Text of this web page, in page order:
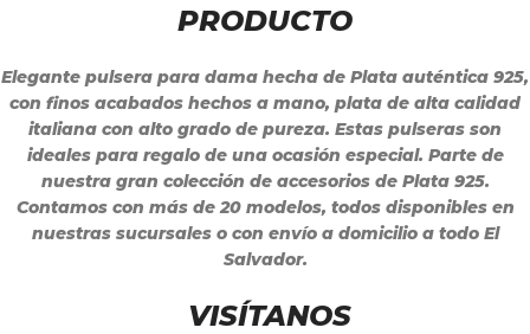
PRODUCTO
Elegante pulsera para dama hecha de Plata auténtica 925,
con finos acabados hechos a mano, plata de alta calidad
italiana con alto grado de pureza. Estas pulseras son
ideales para regalo de una ocasión especial. Parte de
nuestra gran colección de accesorios de Plata 925.
Contamos con más de 20 modelos, todos disponibles en
nuestras sucursales o con envío a domicilio a todo El
Salvador.
VISÍTANOS